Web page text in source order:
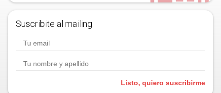
Suscribite al mailing.
Listo, quiero suscribirme